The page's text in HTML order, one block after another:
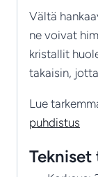
Vältä
ne voivat
kristallit
takaisin,
Lue
puhdistus